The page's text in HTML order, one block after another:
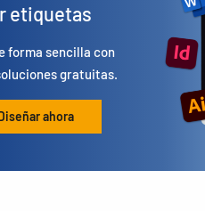
etiquetas
forma sencilla con
gratuitas.
ahora